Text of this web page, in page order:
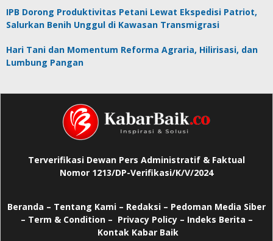
IPB Dorong Produktivitas Petani Lewat Ekspedisi Patriot,
Salurkan Benih Unggul di Kawasan Transmigrasi
Hari Tani dan Momentum Reforma Agraria, Hilirisasi, dan
Lumbung Pangan
Terverifikasi Dewan Pers Administratif & Faktual
Nomor 1213/DP-Verifikasi/K/V/2024
Beranda – Tentang Kami – Redaksi – Pedoman Media Siber
– Term & Condition – Privacy Policy– Indeks Berita –
Kontak Kabar Baik